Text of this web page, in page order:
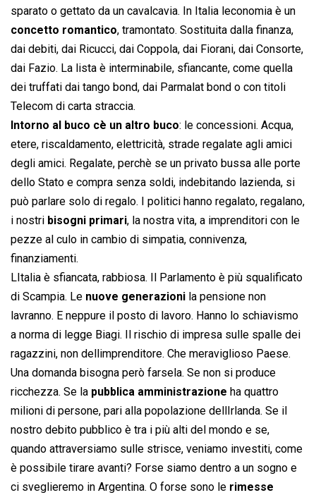
sparato o gettato da un cavalcavia. In Italia leconomia è un
concetto romantico, tramontato. Sostituita dalla finanza,
dai debiti, dai Ricucci, dai Coppola, dai Fiorani, dai Consorte,
dai Fazio. La lista è interminabile, sfiancante, come quella
dei truffati dai tango bond, dai Parmalat bond o con titoli
Telecom di carta straccia.
Intorno al buco cè un altro buco: le concessioni. Acqua,
etere, riscaldamento, elettricità, strade regalate agli amici
degli amici. Regalate, perchè se un privato bussa alle porte
dello Stato e compra senza soldi, indebitando lazienda, si
può parlare solo di regalo. I politici hanno regalato, regalano,
i nostri bisogni primari, la nostra vita, a imprenditori con le
pezze al culo in cambio di simpatia, connivenza,
finanziamenti.
LItalia è sfiancata, rabbiosa. Il Parlamento è più squalificato
di Scampia. Le nuove generazioni la pensione non
lavranno. E neppure il posto di lavoro. Hanno lo schiavismo
a norma di legge Biagi. Il rischio di impresa sulle spalle dei
ragazzini, non dellimprenditore. Che meraviglioso Paese.
Una domanda bisogna però farsela. Se non si produce
ricchezza. Se la pubblica amministrazione ha quattro
milioni di persone, pari alla popolazione dellIrlanda. Se il
nostro debito pubblico è tra i più alti del mondo e se,
quando attraversiamo sulle strisce, veniamo investiti, come
è possibile tirare avanti? Forse siamo dentro a un sogno e
ci sveglieremo in Argentina. O forse sono le rimesse